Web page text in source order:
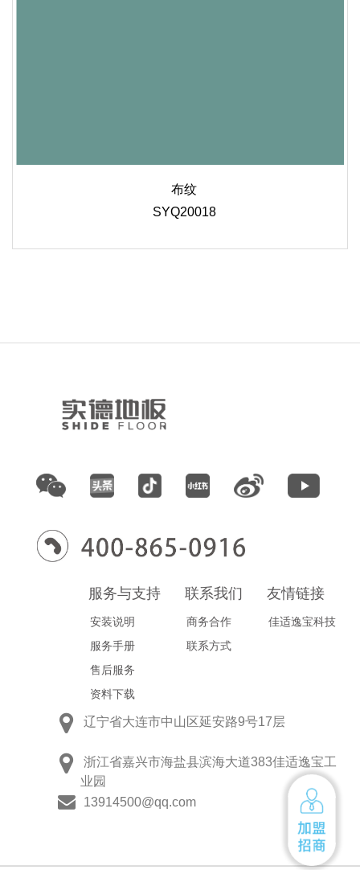
布纹
SYQ20018
友情链接
佳适逸宝科技
联系我们
商务合作
联系方式
服务与支持
安装说明
服务手册
售后服务
资料下载
辽宁省大连市中山区延安路9号17层
浙江省嘉兴市海盐县滨海大道383佳适逸宝工
业园
13914500@qq.com